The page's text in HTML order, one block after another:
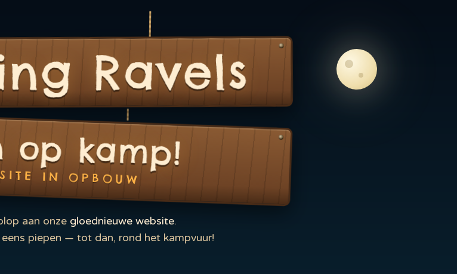
Ravels
op kamp!
IN OPBOUW
aan onze gloednieuwe website.
piepen — tot dan, rond het kampvuur!